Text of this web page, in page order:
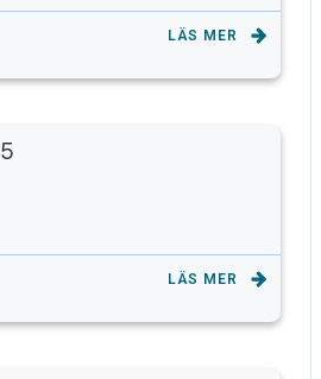
LÄS MER
LÄS MER